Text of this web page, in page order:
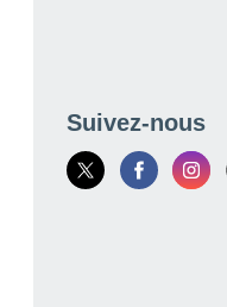
Suivez-nous